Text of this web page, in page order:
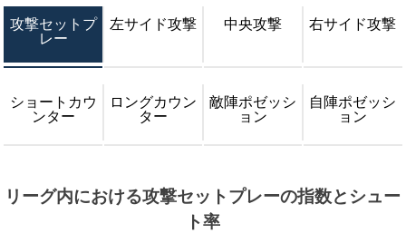
攻撃セットプ
レー
左サイド攻撃 中央攻撃 右サイド攻撃
ショートカウ
ンター
ロングカウン
ター
敵陣ポゼッシ
ョン
自陣ポゼッシ
ョン
リーグ内における攻撃セットプレーの指数とシュー
ト率